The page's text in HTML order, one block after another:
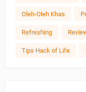
Oleh-Oleh Khas
Refreshing
Tips Hack of Life